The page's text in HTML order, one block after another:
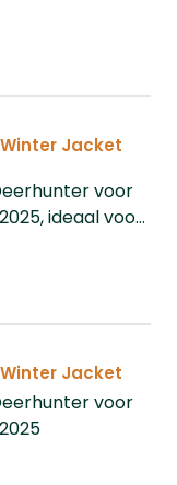
TEX®
Ideaal voor
Jacket
voor
ideaal voor
Jacket
voor